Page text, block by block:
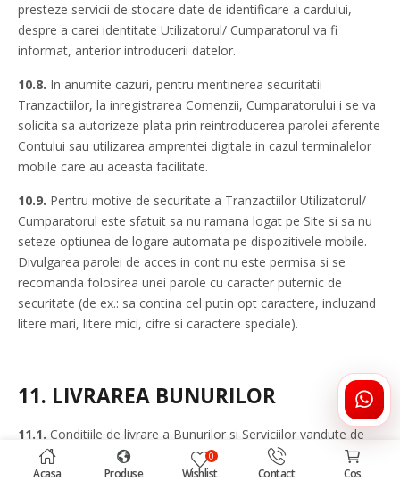
Acasa Produse
0
Wishlist Contact Cos
presteze servicii de stocare date de identificare a cardului,
despre a carei identitate Utilizatorul/ Cumparatorul va fi
informat, anterior introducerii datelor.
10.8. In anumite cazuri, pentru mentinerea securitatii
Tranzactiilor, la inregistrarea Comenzii, Cumparatorului i se va
solicita sa autorizeze plata prin reintroducerea parolei aferente
Contului sau utilizarea amprentei digitale in cazul terminalelor
mobile care au aceasta facilitate.
10.9. Pentru motive de securitate a Tranzactiilor Utilizatorul/
Cumparatorul este sfatuit sa nu ramana logat pe Site si sa nu
seteze optiunea de logare automata pe dispozitivele mobile.
Divulgarea parolei de acces in cont nu este permisa si se
recomanda folosirea unei parole cu caracter puternic de
securitate (de ex.: sa contina cel putin opt caractere, incluzand
litere mari, litere mici, cifre si caractere speciale).
11. LIVRAREA BUNURILOR
11.1. Conditiile de livrare a Bunurilor si Serviciilor vandute de
catre DrHappy Romania le ragasesti in sectiunea Livrare
comenzi.